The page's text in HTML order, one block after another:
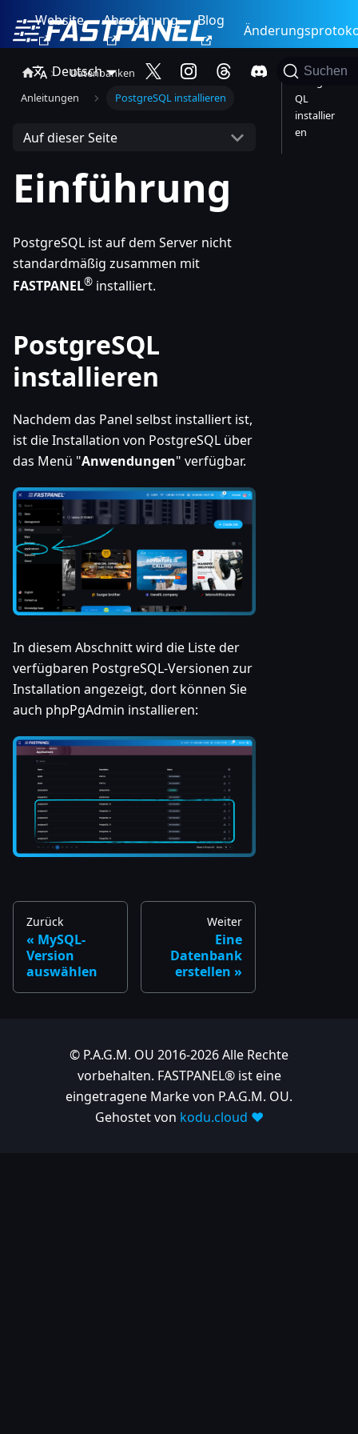
Website Abrechnung Blog
Deutsch Suchen
Datenbanken
Anleitungen
PostgreSQL installieren
Auf dieser Seite
Einführung
PostgreSQL ist auf dem Server nicht
standardmäßig zusammen mit
FASTPANEL® installiert.
PostgreSQL
installieren
Nachdem das Panel selbst installiert ist,
ist die Installation von PostgreSQL über
das Menü "Anwendungen" verfügbar.
In diesem Abschnitt wird die Liste der
verfügbaren PostgreSQL-Versionen zur
Installation angezeigt, dort können Sie
auch phpPgAdmin installieren:
Zurück
MySQL-
Version
auswählen
Weiter
Eine
Datenbank
erstellen
PostgreS
QL
installier
en
© P.A.G.M. OU 2016-2026 Alle Rechte
vorbehalten. FASTPANEL® ist eine
eingetragene Marke von P.A.G.M. OU.
Gehostet von kodu.cloud ❤️